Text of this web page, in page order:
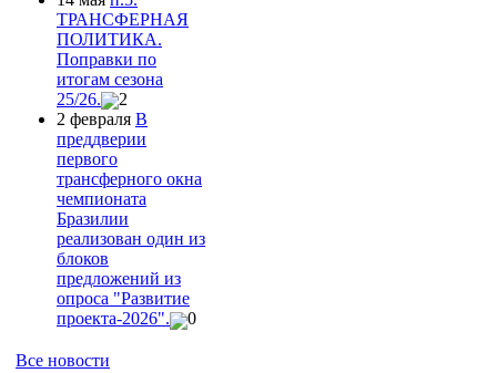
ТРАНСФЕРНАЯ
ПОЛИТИКА.
Поправки по
итогам сезона
25/26.
2
2 февраля В
преддверии
первого
трансферного окна
чемпионата
Бразилии
реализован один из
блоков
предложений из
опроса "Развитие
проекта-2026".
0
Все новости